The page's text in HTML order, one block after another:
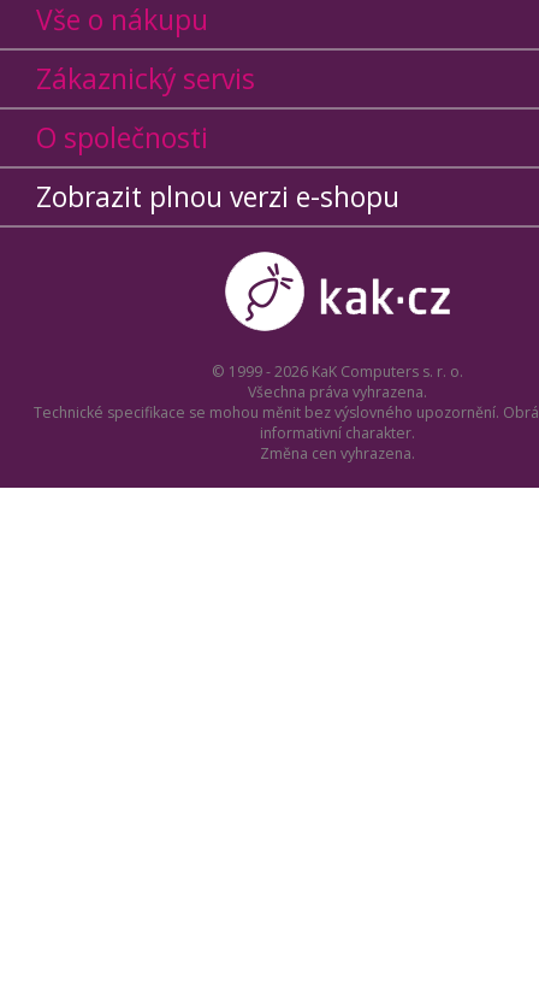
Vše o nákupu
Zákaznický servis
O společnosti
Zobrazit plnou verzi e-shopu
© 1999 - 2026 KaK Computers s. r. o.
Všechna práva vyhrazena.
Technické specifikace se mohou měnit bez výslovného upozornění.
informativní charakter.
Změna cen vyhrazena.